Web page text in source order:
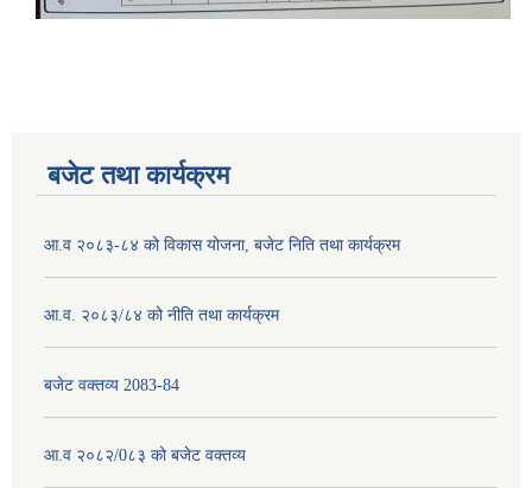
बजेट तथा कार्यक्रम
आ.व २०८३-८४ को विकास योजना, बजेट निति तथा कार्यक्रम
आ.व. २०८३/८४ को नीति तथा कार्यक्रम
बजेट वक्तव्य 2083-84
आ.व २०८२/0८३ को बजेट वक्तव्य